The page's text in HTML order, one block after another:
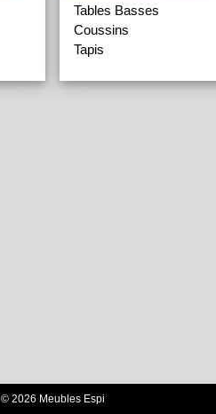
Tables Basses
Coussins
Tapis
© 2026 Meubles Espi